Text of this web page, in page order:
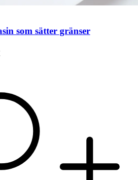
som sätter gränser